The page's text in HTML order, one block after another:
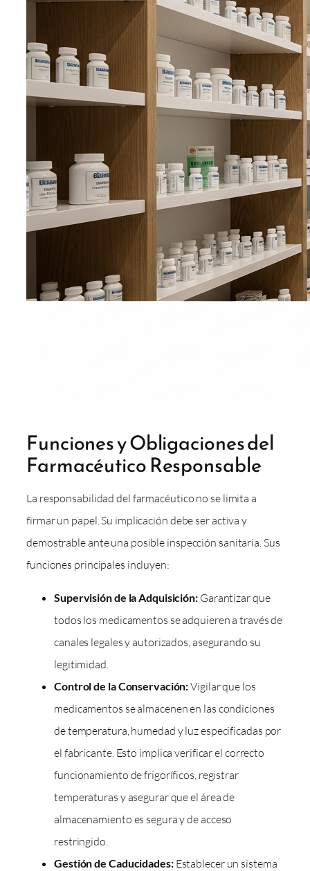
Funciones y Obligaciones del
Farmacéutico Responsable
La responsabilidad del farmacéutico no se limita a
firmar un papel. Su implicación debe ser activa y
demostrable ante una posible inspección sanitaria. Sus
funciones principales incluyen:
Supervisión de la Adquisición: Garantizar que
todos los medicamentos se adquieren a través de
canales legales y autorizados, asegurando su
legitimidad.
Control de la Conservación:Vigilar que los
medicamentos se almacenen en las condiciones
de temperatura, humedad y luz especificadas por
el fabricante. Esto implica verificar el correcto
funcionamiento de frigoríficos, registrar
temperaturas y asegurar que el área de
almacenamiento es segura y de acceso
restringido.
Gestión de Caducidades:Establecer un sistema